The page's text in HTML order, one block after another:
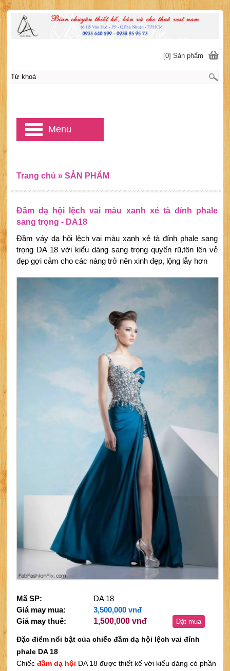
Đầm dạ hội lệch vai màu xanh xẻ tà đính phale
sang trọng - DA18
Đầm váy dạ hội lệch vai màu xanh xẻ tà đính phale sang
trọng DA 18 với kiểu dáng sang trọng quyến rũ,tôn lên vẻ
đẹp gợi cảm cho các nàng trở nên xinh đẹp, lộng lẫy hơn
Mã SP:
DA 18
Giá may mua:
3,500,000 vnđ
Giá may thuê:
1,500,000 vnđ Đặt mua
Đặc điểm nổi bật của chiếc đầm dạ hội lệch vai đính
phale DA 18
Chiếc đầm dạ hội DA 18 được thiết kế với kiểu dáng có phần
Trang chủ » SẢN PHẨM
[0] Sản phẩm
Menu